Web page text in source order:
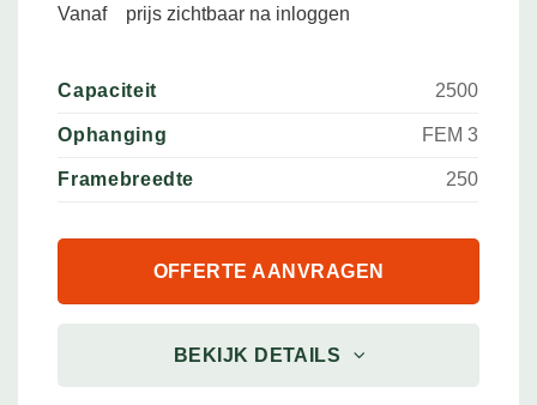
Vanaf prijs zichtbaar na inloggen
Capaciteit 2500
Ophanging FEM 3
Framebreedte 250
OFFERTE AANVRAGEN
BEKIJK DETAILS